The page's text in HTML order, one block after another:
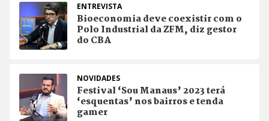
ENTREVISTA
Bioeconomia deve coexistir com o
Polo Industrial da ZFM, diz gestor
do CBA
NOVIDADES
Festival ‘Sou Manaus’ 2023 terá
‘esquentas’ nos bairros e tenda
gamer